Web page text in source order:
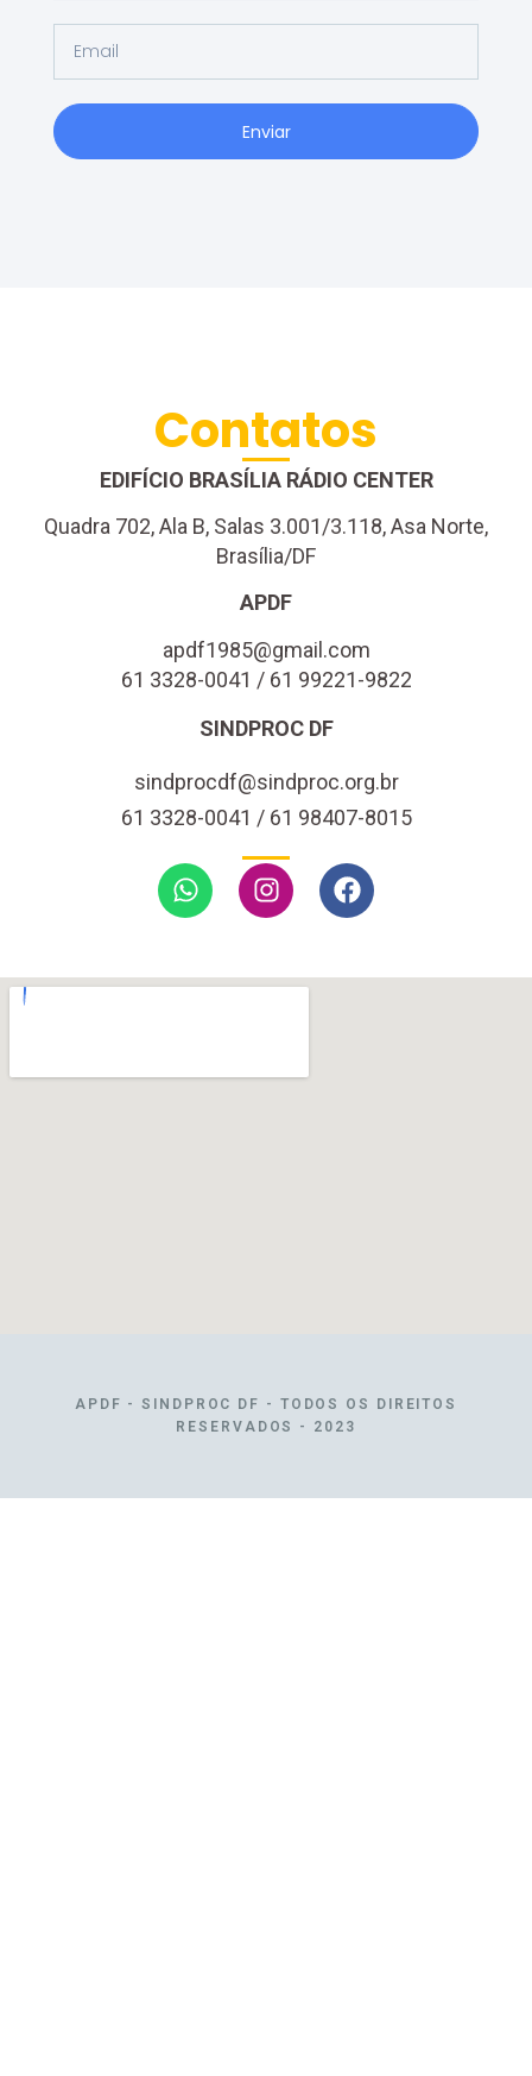
Enviar
Contatos
EDIFÍCIO BRASÍLIA RÁDIO CENTER
Quadra 702, Ala B, Salas 3.001/3.118, Asa Norte,
Brasília/DF
APDF
apdf1985@gmail.com
61 3328-0041 / 61 99221-9822
SINDPROC DF
sindprocdf@sindproc.org.br
61 3328-0041 / 61 98407-8015
APDF - SINDPROC DF - TODOS OS DIREITOS
RESERVADOS - 2023